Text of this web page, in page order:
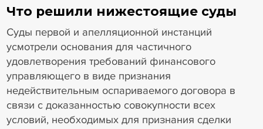
Что решили нижестоящие суды
Суды первой и апелляционной инстанций
усмотрели основания для частичного
удовлетворения требований финансового
управляющего в виде признания
недействительным оспариваемого договора в
связи с доказанностью совокупности всех
условий, необходимых для признания сделки